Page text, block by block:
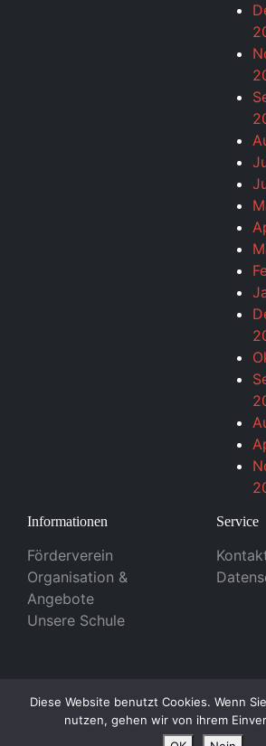
Informationen
Förderverein
Organisation &
Angebote
Unsere Schule
Service
© 2026 - Otfried-Preußler Schule in
Dupp GmbH
Diese Website benutzt Cookies. Wenn
nutzen, gehen wir von ihrem